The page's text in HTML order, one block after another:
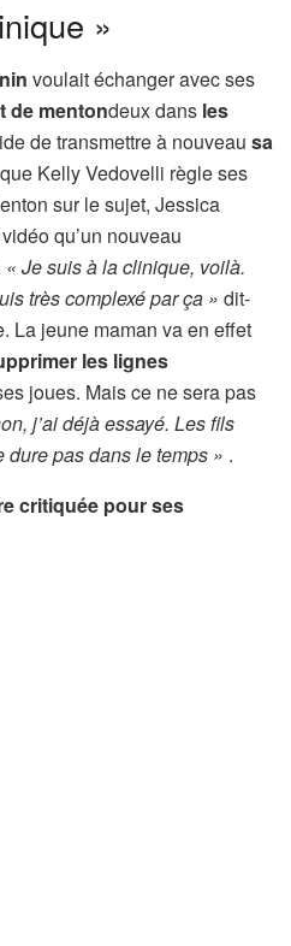
»
voulait échanger avec ses
de mentondeux dans les
de transmettre à nouveau sa
Kelly Vedovelli règle ses
sur le sujet, Jessica
qu’un nouveau
« Je suis à la clinique, voilà.
très complexé par ça » dit-
La jeune maman va en effet
les lignes
joues. Mais ce ne sera pas
j’ai déjà essayé. Les fils
pas dans le temps » .
critiquée pour ses